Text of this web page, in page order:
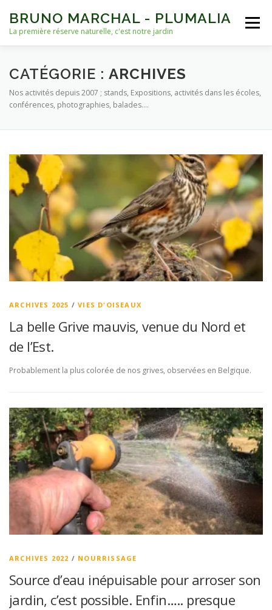
contenu
BRUNO MARCHAL - PLUMALIA
La première réserve naturelle, c'est notre jardin
Menu
ACCUEIL VIES D’OISEAUX AUTRES VIES
CATÉGORIE : ARCHIVES
Nos activités depuis 2007 ; stands, Expositions, activités dans les écoles,
conférences, photographies, balades….
ARCHIVES 2025 /VIES D'OISEAUX
La belle Grive mauvis, venue du Nord et
de l’Est.
Probablement la plus colorée de nos grives, observées en Belgique.
ARCHIVES 2022 / NOURRISSAGE
Source d’eau inépuisable pour arroser son
jardin, c’est possible. Enfin….. presque